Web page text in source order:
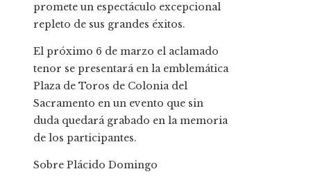
promete un espectáculo excepcional
repleto de sus grandes éxitos.
El próximo 6 de marzo el aclamado
tenor se presentará en la emblemática
Plaza de Toros de Colonia del
Sacramento en un evento que sin
duda quedará grabado en la memoria
de los participantes.
Sobre Plácido Domingo